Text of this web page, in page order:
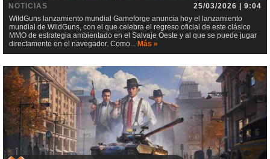
NOTICIAS
25/03/2026 | 9:04
WildGuns lanzamiento mundial Gameforge anuncia hoy el lanzamiento
mundial de WildGuns, con el que celebra el regreso oficial de este clásico
MMO de estrategia ambientado en el Salvaje Oeste y al que se puede jugar
directamente en el navegador. Como... Más »